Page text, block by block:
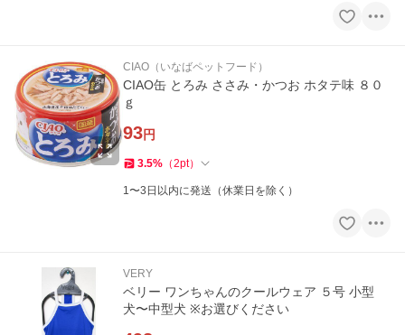
CIAO（いなばペットフード）
CIAO缶 とろみ ささみ・かつお ホタテ味 ８０
ｇ
93円
3.5% （2pt）
1〜3日以内に発送（休業日を除く）
VERY
ベリー ワンちゃんのクールウェア ５号 小型
犬〜中型犬 ※お選びください